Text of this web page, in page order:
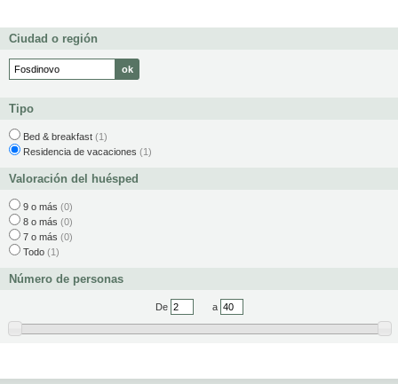
Ciudad o región
Tipo
Bed & breakfast (1)
Residencia de vacaciones (1)
Valoración del huésped
9 o más (0)
8 o más (0)
7 o más (0)
Todo (1)
Número de personas
De a